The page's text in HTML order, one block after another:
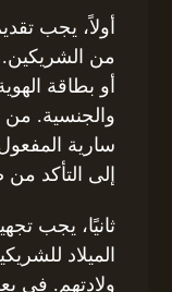
أولاً، يجب
من الشريكين.
أو بطاقة
والجنسية. من
سارية
إلى التأكد
ثانيًا، يجب
الميلاد
ولادتهم. في